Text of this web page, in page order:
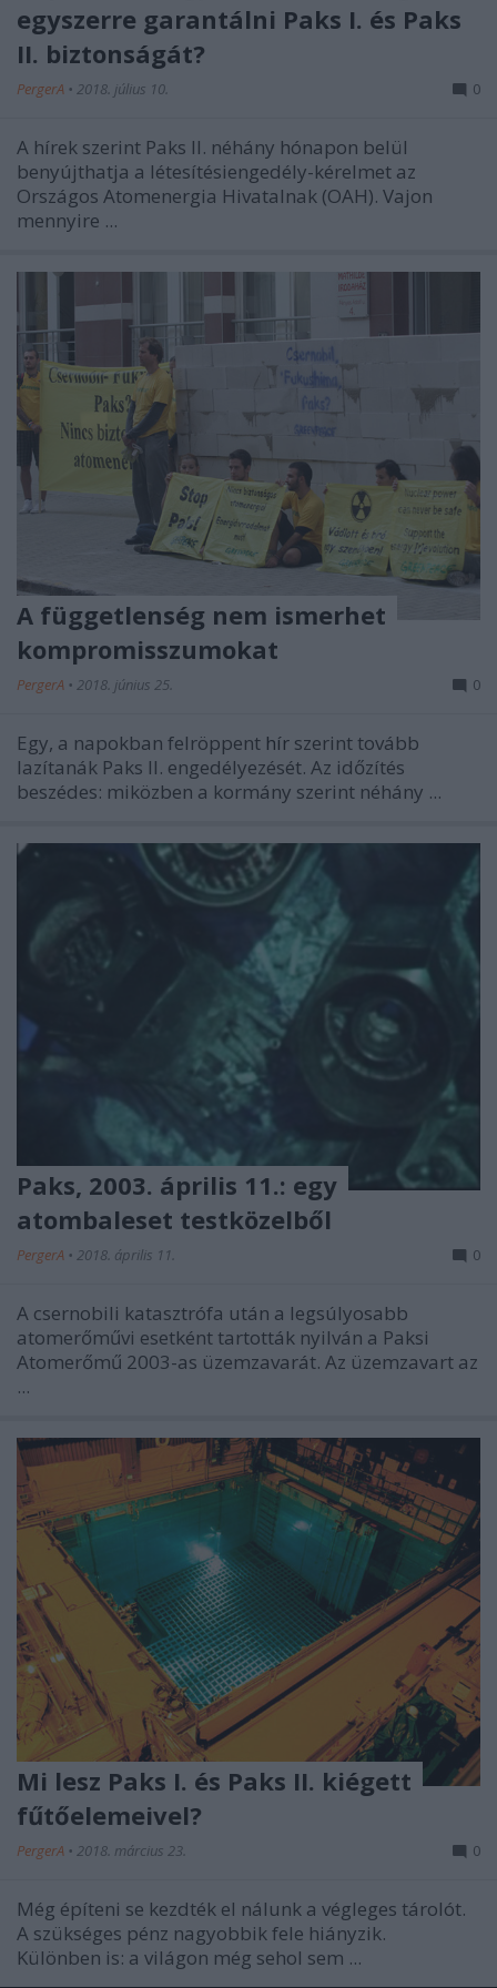
egyszerre garantálni Paks I. és Paks
II. biztonságát?
PergerA • 2018. július 10. 0
A hírek szerint Paks II. néhány hónapon belül
benyújthatja a létesítésiengedély-kérelmet az
Országos Atomenergia Hivatalnak (OAH). Vajon
mennyire ...
A függetlenség nem ismerhet
kompromisszumokat
PergerA • 2018. június 25. 0
Egy, a napokban felröppent hír szerint tovább
lazítanák Paks II. engedélyezését. Az időzítés
beszédes: miközben a kormány szerint néhány ...
Paks, 2003. április 11.: egy
atombaleset testközelből
PergerA • 2018. április 11. 0
A csernobili katasztrófa után a legsúlyosabb
atomerőművi esetként tartották nyilván a Paksi
Atomerőmű 2003-as üzemzavarát. Az üzemzavart az
...
Mi lesz Paks I. és Paks II. kiégett
fűtőelemeivel?
PergerA • 2018. március 23. 0
Még építeni se kezdték el nálunk a végleges tárolót.
A szükséges pénz nagyobbik fele hiányzik.
Különben is: a világon még sehol sem ...